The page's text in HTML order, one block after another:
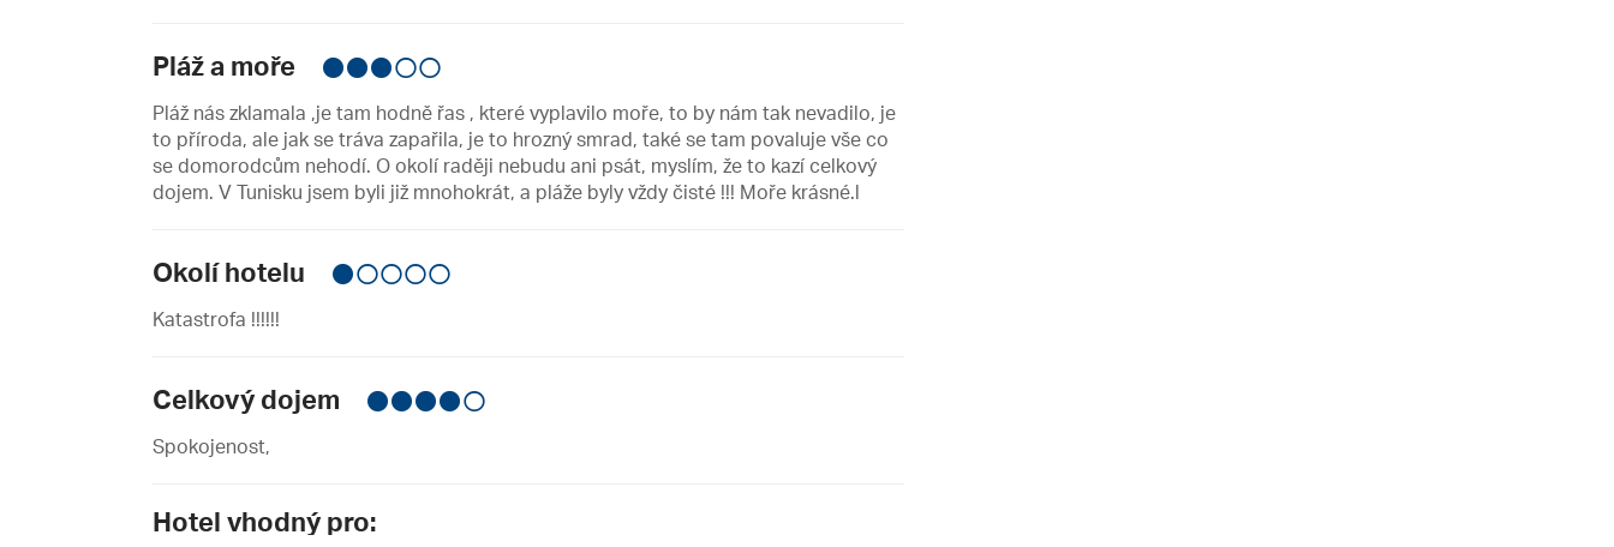
Pláž a moře
Pláž nás zklamala ,je tam hodně řas , které vyplavilo moře, to by nám tak nevadilo, je
to příroda, ale jak se tráva zapařila, je to hrozný smrad, také se tam povaluje vše co
se domorodcům nehodí. O okolí raději nebudu ani psát, myslím, že to kazí celkový
dojem. V Tunisku jsem byli již mnohokrát, a pláže byly vždy čisté !!! Moře krásné.l
Okolí hotelu
Katastrofa !!!!!!
Celkový dojem
Spokojenost,
Hotel vhodný pro: